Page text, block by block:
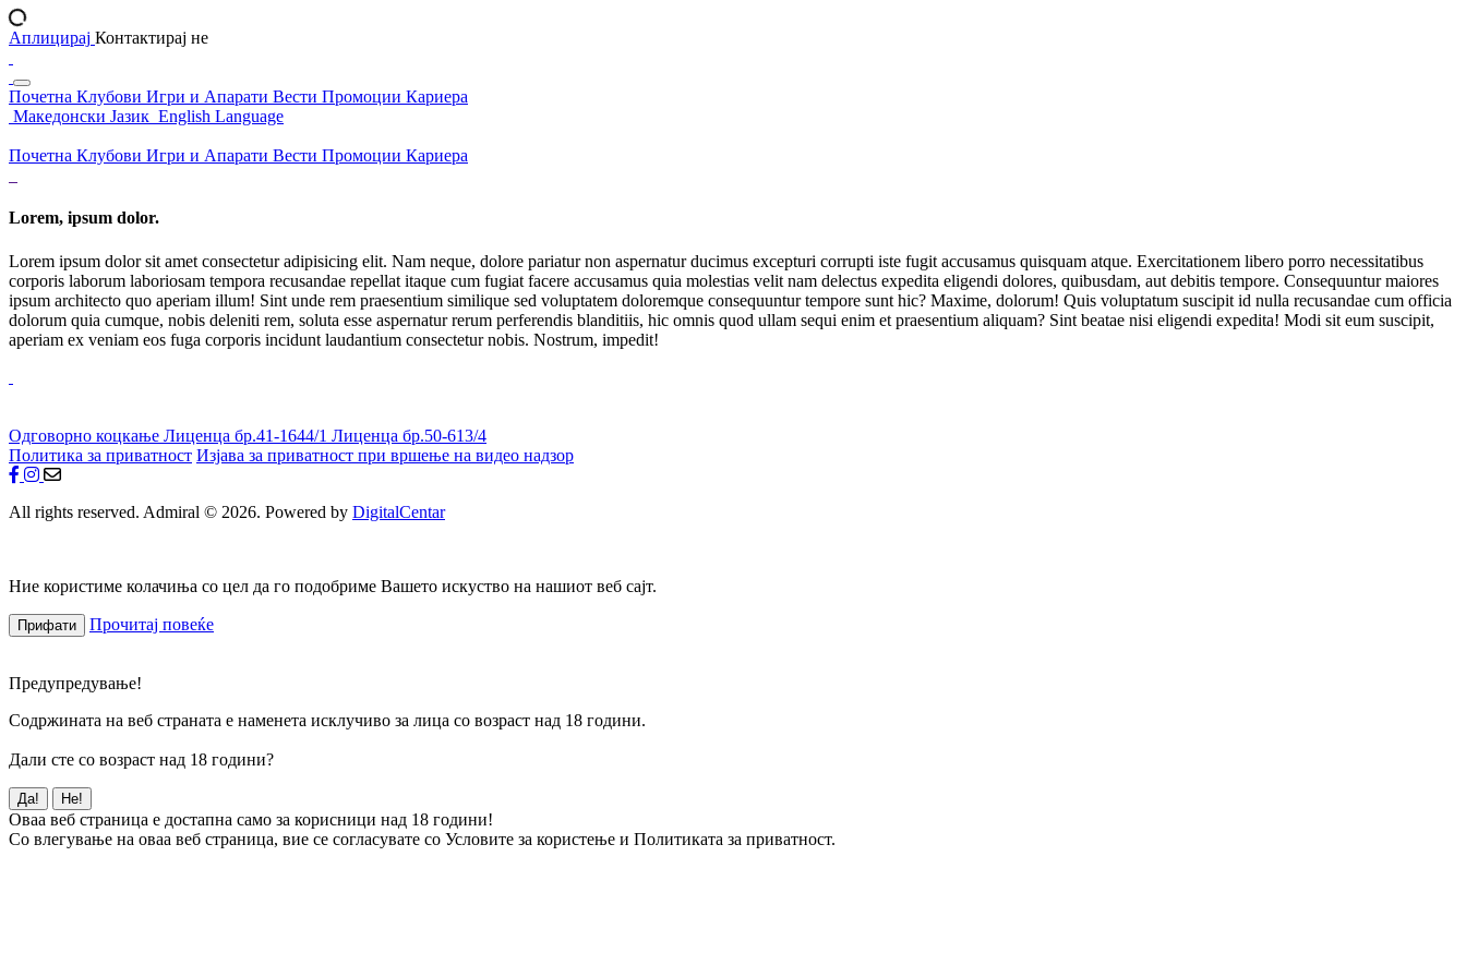
Аплицирај Контактирај не
Почетна Клубови Игри и Апарати Вести Промоции Кариера
Македонски Јазик English Language
Почетна Клубови Игри и Апарати Вести Промоции Кариера
Lorem, ipsum dolor.
Lorem ipsum dolor sit amet consectetur adipisicing elit. Nam neque, dolore pariatur non aspernatur ducimus excepturi corrupti iste fugit accusamus quisquam atque. Exercitationem libero porro necessitatibus
corporis laborum laboriosam tempora recusandae repellat itaque cum fugiat facere accusamus quia molestias velit nam delectus expedita eligendi dolores, quibusdam, aut debitis tempore. Consequuntur maiores
ipsum architecto quo aperiam illum! Sint unde rem praesentium similique sed voluptatem doloremque consequuntur tempore sunt hic? Maxime, dolorum! Quis voluptatum suscipit id nulla recusandae cum officia
dolorum quia cumque, nobis deleniti rem, soluta esse aspernatur rerum perferendis blanditiis, hic omnis quod ullam sequi enim et praesentium aliquam? Sint beatae nisi eligendi expedita! Modi sit eum suscipit,
aperiam ex veniam eos fuga corporis incidunt laudantium consectetur nobis. Nostrum, impedit!
Одговорно коцкање Лиценца бр.41-1644/1 Лиценца бр.50-613/4
Политика за приватност Изјава за приватност при вршење на видео надзор
All rights reserved. Admiral © 2026. Powered by DigitalCentar
Ние користиме колачиња со цел да го подобриме Вашето искуство на нашиот веб сајт.
Прифати Прочитај повеќе
Предупредување!
Содржината на веб страната е наменета исклучиво за лица со возраст над 18 години.
Дали сте со возраст над 18 години?
Да! Не!
Оваа веб страница е достапна само за корисници над 18 години!
Со влегување на оваа веб страница, вие се согласувате со Условите за користење и Политиката за приватност.